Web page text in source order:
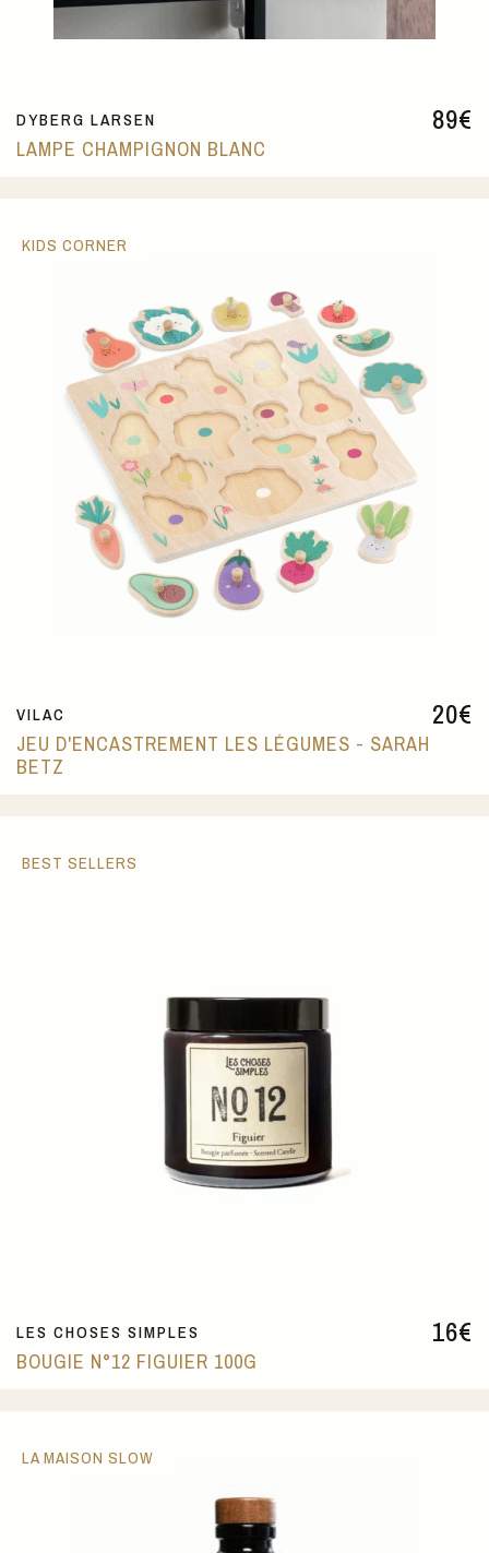
89€
DYBERG LARSEN
LAMPE CHAMPIGNON BLANC
20€
VILAC
JEU D'ENCASTREMENT LES LÉGUMES - SARAH
BETZ
KIDS CORNER
16€
LES CHOSES SIMPLES
BOUGIE N°12 FIGUIER 100G
BEST SELLERS
LA MAISON SLOW